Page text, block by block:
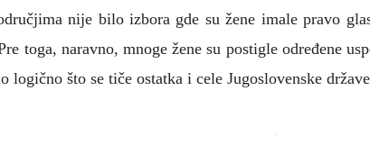
nije bilo izbora gde su žene imale pravo
toga, naravno, mnoge žene su postigle određene
što se tiče ostatka i cele Jugoslovenske